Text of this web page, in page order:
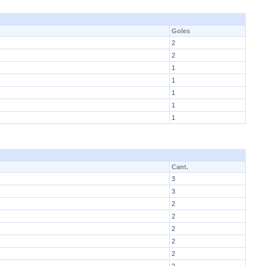
Goles
2
2
1
1
1
1
1
Cant.
3
3
2
2
2
2
2